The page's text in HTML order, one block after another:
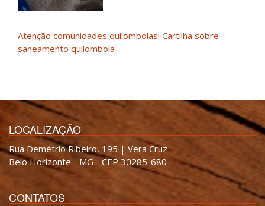
Atenção comunidades quilombolas! Cartilha sobre
saneamento quilombola
LOCALIZAÇÃO
Rua Demétrio Ribeiro, 195 | Vera Cruz
Belo Horizonte - MG - CEP 30285-680
CONTATOS